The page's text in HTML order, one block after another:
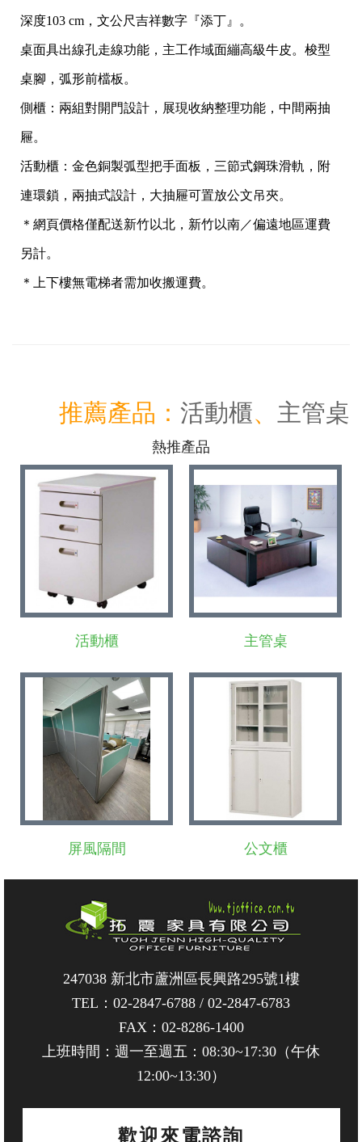
深度103 cm，文公尺吉祥數字『添丁』。
桌面具出線孔走線功能，主工作域面繃高級牛皮。梭型
桌腳，弧形前檔板。
側櫃：兩組對開門設計，展現收納整理功能，中間兩抽
屜。
活動櫃：金色銅製弧型把手面板，三節式鋼珠滑軌，附
連環鎖，兩抽式設計，大抽屜可置放公文吊夾。
＊網頁價格僅配送新竹以北，新竹以南／偏遠地區運費
另計。
＊上下樓無電梯者需加收搬運費。
推薦產品： 活動櫃、 主管桌
熱推產品
活動櫃 主管桌
屏風隔間 公文櫃
247038 新北市蘆洲區長興路295號1樓
TEL： 02-2847-6788 / 02-2847-6783
FAX：02-8286-1400
上班時間：週一至週五：08:30~17:30（午休
12:00~13:30）
歡迎來電諮詢